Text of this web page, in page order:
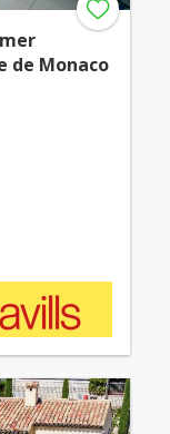
de Monaco